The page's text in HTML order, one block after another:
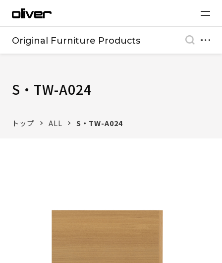
Original Furniture Products
S・TW-A024
トップ ALL S・TW-A024